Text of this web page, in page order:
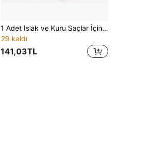
1 Adet Islak ve Kuru Saçlar İçin Dolaşıklık Açıcı Saç Fırçası, Kadınlar ve Erkekler İçin Kavisli Havalandırmalı Saç Düzeltici Fırça - Çekmez, Düğümleri Açar, Kıvırcık, Düz ve Kalın Saç Bakım Aksesuarı
29 kaldı
141,03TL